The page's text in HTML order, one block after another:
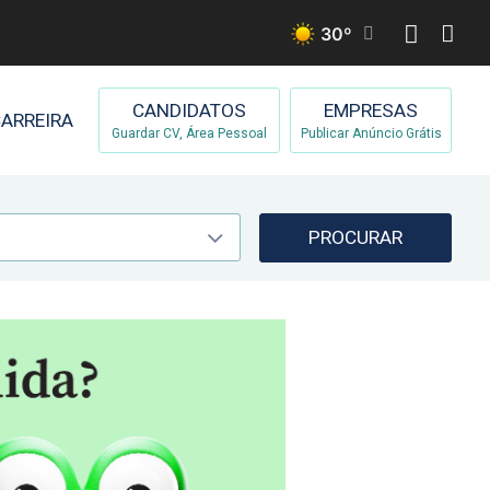
30º
CANDIDATOS
Guardar CV, Área Pessoal
EMPRESAS
Publicar Anúncio Grátis
PROCURAR